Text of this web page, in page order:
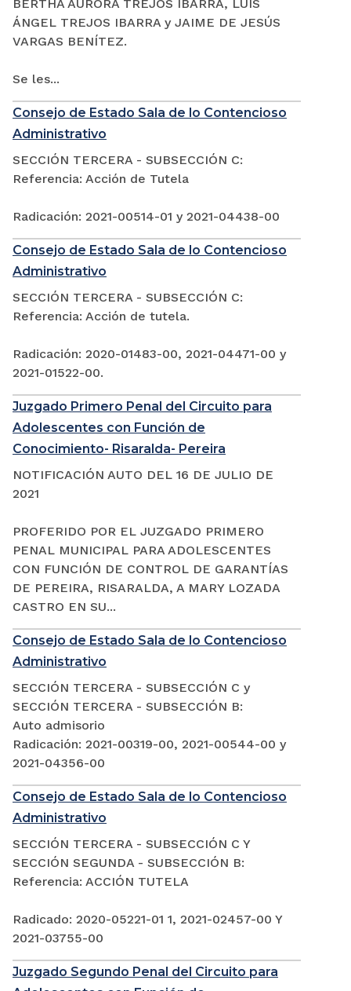
BERTHA AURORA TREJOS IBARRA, LUIS
ÁNGEL TREJOS IBARRA y JAIME DE JESÚS
VARGAS BENÍTEZ.
Se les...
Consejo de Estado Sala de lo Contencioso
Administrativo
SECCIÓN TERCERA - SUBSECCIÓN C:
Referencia: Acción de Tutela
Radicación: 2021-00514-01 y 2021-04438-00
Consejo de Estado Sala de lo Contencioso
Administrativo
SECCIÓN TERCERA - SUBSECCIÓN C:
Referencia: Acción de tutela.
Radicación: 2020-01483-00, 2021-04471-00 y
2021-01522-00.
Juzgado Primero Penal del Circuito para
Adolescentes con Función de
Conocimiento- Risaralda- Pereira
NOTIFICACIÓN AUTO DEL 16 DE JULIO DE
2021
PROFERIDO POR EL JUZGADO PRIMERO
PENAL MUNICIPAL PARA ADOLESCENTES
CON FUNCIÓN DE CONTROL DE GARANTÍAS
DE PEREIRA, RISARALDA, A MARY LOZADA
CASTRO EN SU...
Consejo de Estado Sala de lo Contencioso
Administrativo
SECCIÓN TERCERA - SUBSECCIÓN C y
SECCIÓN TERCERA - SUBSECCIÓN B:
Auto admisorio
Radicación: 2021-00319-00, 2021-00544-00 y
2021-04356-00
Consejo de Estado Sala de lo Contencioso
Administrativo
SECCIÓN TERCERA - SUBSECCIÓN C Y
SECCIÓN SEGUNDA - SUBSECCIÓN B:
Referencia: ACCIÓN TUTELA
Radicado: 2020-05221-01 1, 2021-02457-00 Y
2021-03755-00
Juzgado Segundo Penal del Circuito para